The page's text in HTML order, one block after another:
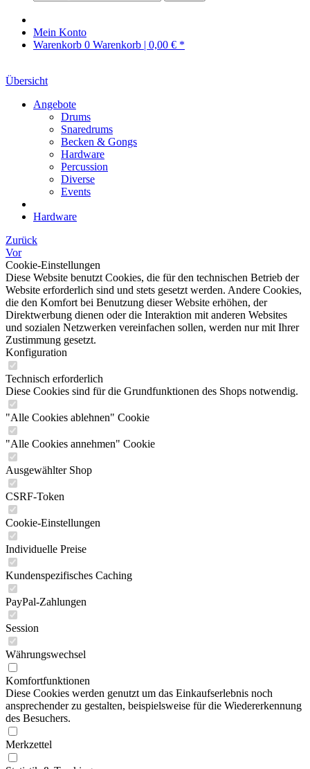
Mein Konto
Warenkorb 0 Warenkorb | 0,00 € *
Übersicht
Angebote
Drums
Snaredrums
Becken & Gongs
Hardware
Percussion
Diverse
Events
Hardware
Zurück
Vor
Cookie-Einstellungen
Diese Website benutzt Cookies, die für den technischen Betrieb der
Website erforderlich sind und stets gesetzt werden. Andere Cookies,
die den Komfort bei Benutzung dieser Website erhöhen, der
Direktwerbung dienen oder die Interaktion mit anderen Websites
und sozialen Netzwerken vereinfachen sollen, werden nur mit Ihrer
Zustimmung gesetzt.
Konfiguration
Technisch erforderlich
Diese Cookies sind für die Grundfunktionen des Shops notwendig.
"Alle Cookies ablehnen" Cookie
"Alle Cookies annehmen" Cookie
Ausgewählter Shop
CSRF-Token
Cookie-Einstellungen
Individuelle Preise
Kundenspezifisches Caching
PayPal-Zahlungen
Session
Währungswechsel
Komfortfunktionen
Diese Cookies werden genutzt um das Einkaufserlebnis noch
ansprechender zu gestalten, beispielsweise für die Wiedererkennung
des Besuchers.
Merkzettel